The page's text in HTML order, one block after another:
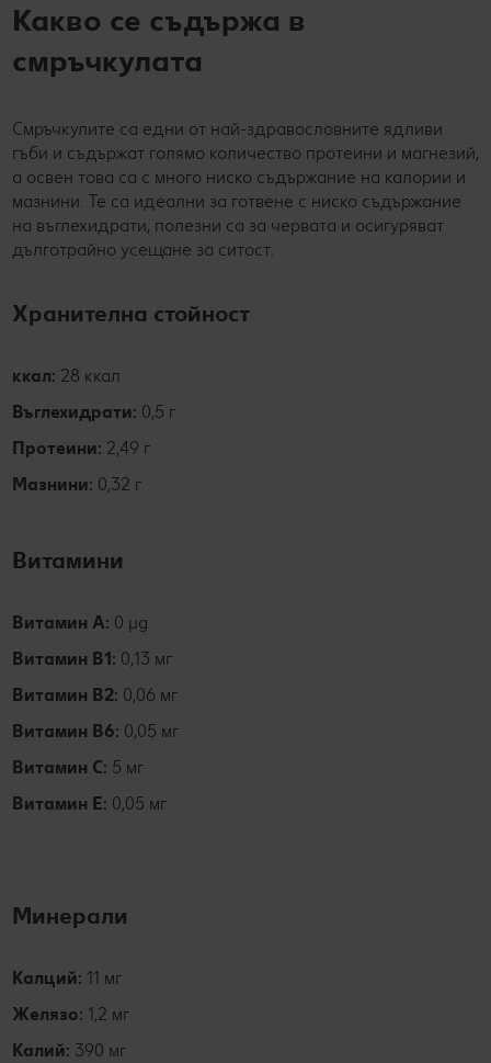
Какво се съдържа в
смръчкулата
Смръчкулите са едни от най-здравословните ядливи
гъби и съдържат голямо количество протеини и магнезий,
а освен това са с много ниско съдържание на калории и
мазнини. Те са идеални за готвене с ниско съдържание
на въглехидрати, полезни са за червата и осигуряват
дълготрайно усещане за ситост.
Хранителна стойност
ккал: 28 ккал
Въглехидрати: 0,5 г
Протеини: 2,49 г
Мазнини: 0,32 г
Витамини
Витамин А: 0 µg
Витамин B1: 0,13 мг
Витамин B2: 0,06 мг
Витамин B6: 0,05 мг
Витамин C: 5 мг
Витамин E: 0,05 мг
Минерали
Калций: 11 мг
Желязо: 1,2 мг
Калий: 390 мг